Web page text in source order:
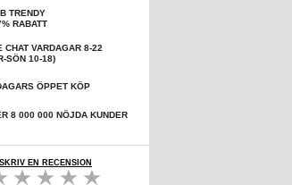
TRENDY
RABATT
CHAT VARDAGAR 8-22
SÖN 10-18)
ÖPPET KÖP
8 000 000 NÖJDA KUNDER
SKRIV EN RECENSION